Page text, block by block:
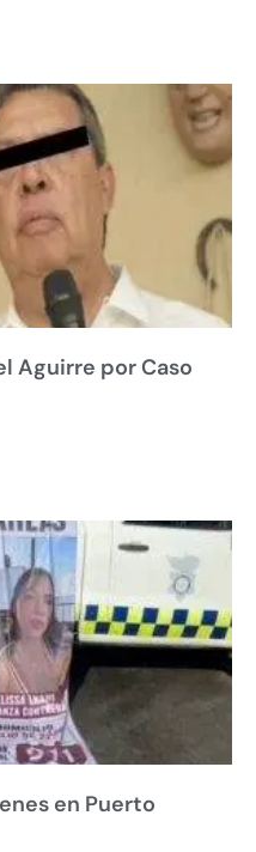
Aguirre por Caso
en Puerto